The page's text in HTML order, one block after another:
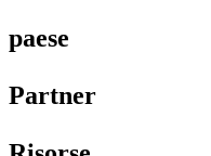
paese​​
Partner​​